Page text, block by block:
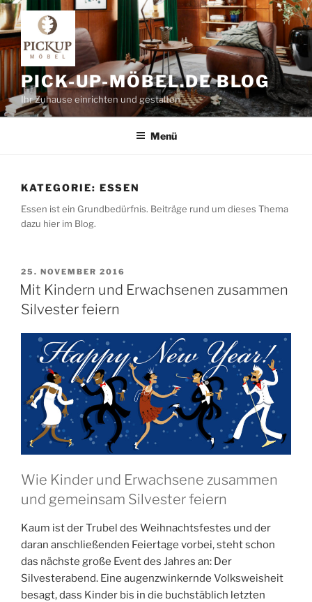
Zum
Inhalt
springen
PICK-UP-MÖBEL.DE BLOG
Ihr Zuhause einrichten und gestalten
Menü
KATEGORIE: ESSEN
Essen ist ein Grundbedürfnis. Beiträge rund um dieses Thema
dazu hier im Blog.
VERÖFFENTLICHT
AM
25. NOVEMBER 2016
Mit Kindern und Erwachsenen zusammen
Silvester feiern
Wie Kinder und Erwachsene zusammen
und gemeinsam Silvester feiern
Kaum ist der Trubel des Weihnachtsfestes und der
daran anschließenden Feiertage vorbei, steht schon
das nächste große Event des Jahres an: Der
Silvesterabend. Eine augenzwinkernde Volksweisheit
besagt, dass Kinder bis in die buchstäblich letzten